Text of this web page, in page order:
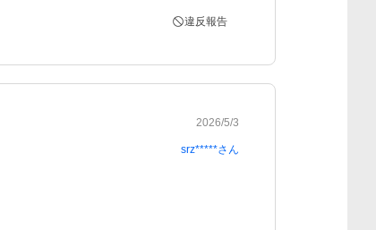
違反報告
2026/5/3
srz*****さん